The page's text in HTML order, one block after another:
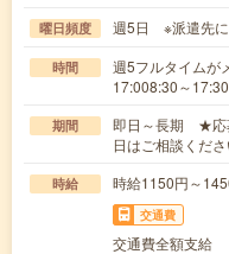
曜日頻度 週5日 ※派遣先
時間
週5フルタイムが
17:008:30～
期間
即日～長期 ★応
日はご相談くだ
時給 時給1150円～
交通費
交通費全額支給